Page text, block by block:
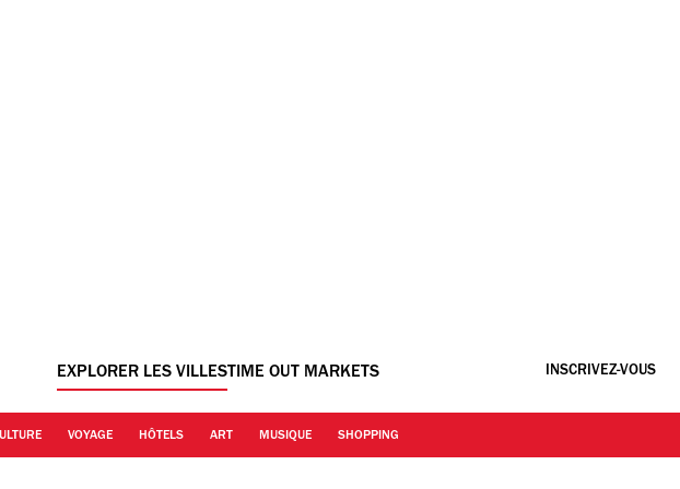
EXPLORER LES VILLESTIME OUT MARKETS INSCRIVEZ-VOUS
VOYAGE HÔTELS ART MUSIQUE SHOPPING